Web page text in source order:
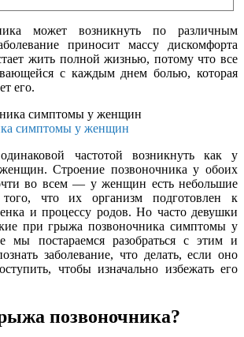
может возникнуть по различным
приносит массу дискомфорта
жить полной жизнью, потому что все
с каждым днем болью, которая
его.
симптомы у женщин
частотой возникнуть как у
Строение позвоночника у обоих
во всем — у женщин есть небольшие
что их организм подготовлен к
и процессу родов. Но часто девушки
при грыжа позвоночника симптомы у
мы постараемся разобраться с этим и
заболевание, что делать, если оно
чтобы изначально избежать его
позвоночника?